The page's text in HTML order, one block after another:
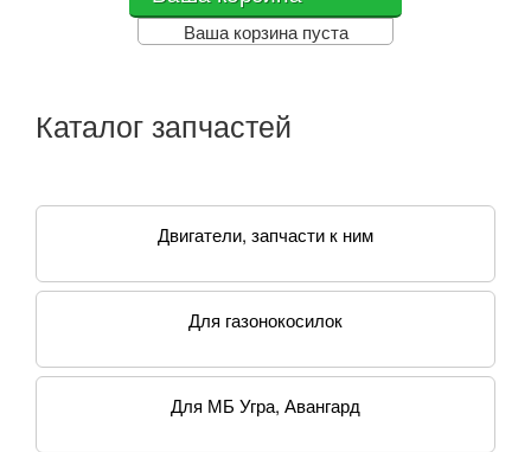
Ваша корзина пуста
Каталог запчастей
Двигатели, запчасти к ним
Для газонокосилок
Для МБ Угра, Авангард